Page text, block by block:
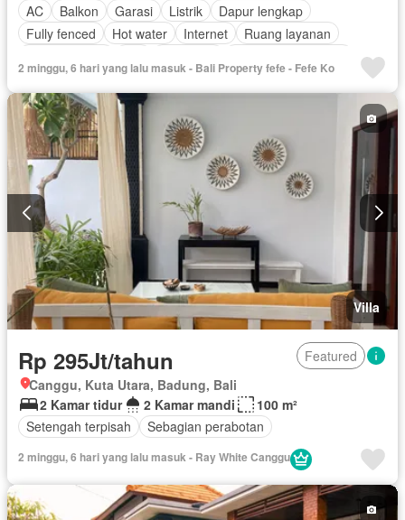
AC
Balkon Garasi Listrik
Dapur lengkap
Fully fenced
Hot water Internet
Ruang layanan
2 minggu, 6 hari yang lalu masuk - Bali Property fefe - Fefe Ko
Villa
Rp 295Jt/tahun
Featured
Canggu, Kuta Utara, Badung, Bali
2 Kamar tidur
2 Kamar mandi
100 m²
Setengah terpisah
Sebagian perabotan
2 minggu, 6 hari yang lalu masuk - Ray White Canggu